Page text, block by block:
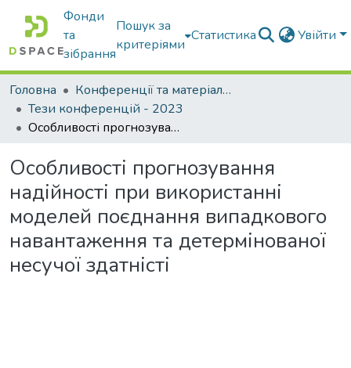
Фонди
та
зібрання
Пошук за
критеріями
Статистика Увійти
Головна
Конференції та матеріали конференцій
Тези конференцій - 2023
Особливості прогнозування надійності при використанні моделей поєднання випадкового навантаження та детермінованої несучої здатністі
Особливості прогнозування
надійності при використанні
моделей поєднання випадкового
навантаження та детермінованої
несучої здатністі